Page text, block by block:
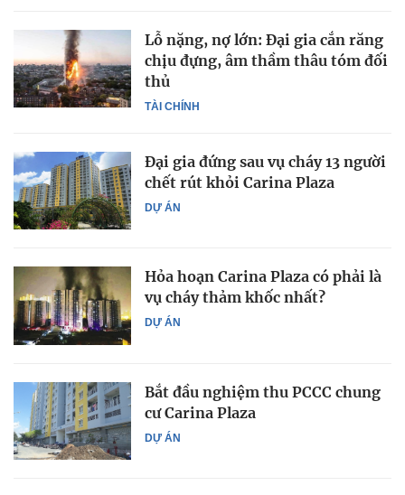
TÀI CHÍNH
Lỗ nặng, nợ lớn: Đại gia cắn răng
chịu đựng, âm thầm thâu tóm đối
thủ
DỰ ÁN
Đại gia đứng sau vụ cháy 13 người
chết rút khỏi Carina Plaza
DỰ ÁN
Hỏa hoạn Carina Plaza có phải là
vụ cháy thảm khốc nhất?
DỰ ÁN
Bắt đầu nghiệm thu PCCC chung
cư Carina Plaza